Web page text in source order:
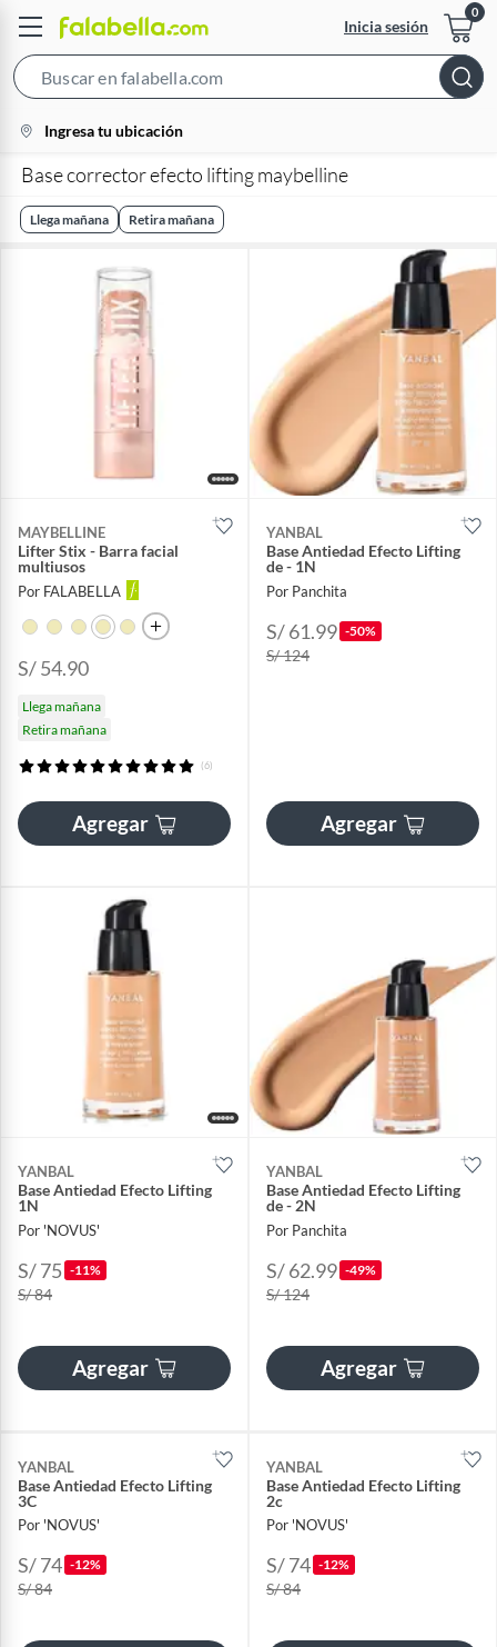
Inicia sesión
Bar
location-
icon
Ingresa tu ubicación
Base corrector efecto lifting maybelline
Llega mañana Retira mañana
MAYBELLINE
Lifter Stix - Barra facial
multiusos
Por FALABELLA
S/ 54.90
Llega mañana
Retira mañana
(6)
Agregar
YANBAL
Base Antiedad Efecto Lifting
de - 1N
Por Panchita
S/ 61.99 -50%
S/ 124
Agregar
YANBAL
Base Antiedad Efecto Lifting
1N
Por 'NOVUS'
S/ 75 -11%
S/ 84
Agregar
YANBAL
Base Antiedad Efecto Lifting
de - 2N
Por Panchita
S/ 62.99 -49%
S/ 124
Agregar
YANBAL
Base Antiedad Efecto Lifting
3C
Por 'NOVUS'
S/ 74 -12%
S/ 84
YANBAL
Base Antiedad Efecto Lifting
2c
Por 'NOVUS'
S/ 74 -12%
S/ 84